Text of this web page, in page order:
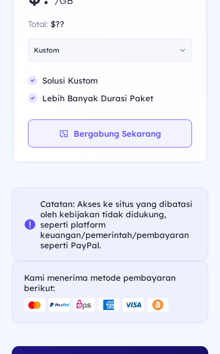
Total: $??
Kustom
Solusi Kustom
Lebih Banyak Durasi Paket
Bergabung Sekarang
Catatan: Akses ke situs yang dibatasi
oleh kebijakan tidak didukung,
seperti platform
keuangan/pemerintah/pembayaran
seperti PayPal.
Kami menerima metode pembayaran
berikut: